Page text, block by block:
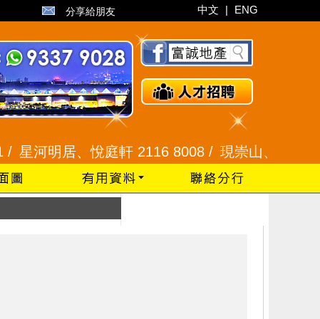
分享給朋友 中文 | ENG
星河明居、悅庭軒 2116 8008 /現崇山、譽港灣